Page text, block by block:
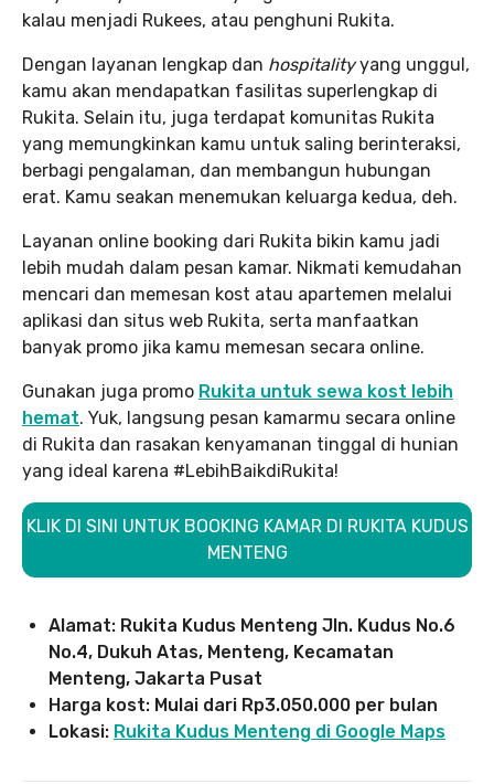
kalau menjadi Rukees, atau penghuni Rukita.
Dengan layanan lengkap dan hospitalityyang unggul,
kamu akan mendapatkan fasilitas superlengkap di
Rukita. Selain itu, juga terdapat komunitas Rukita
yang memungkinkan kamu untuk saling berinteraksi,
berbagi pengalaman, dan membangun hubungan
erat. Kamu seakan menemukan keluarga kedua, deh.
Layanan online booking dari Rukita bikin kamu jadi
lebih mudah dalam pesan kamar. Nikmati kemudahan
mencari dan memesan kost atau apartemen melalui
aplikasi dan situs web Rukita, serta manfaatkan
banyak promo jika kamu memesan secara online.
Gunakan juga promo Rukita untuk sewa kost lebih
hemat. Yuk, langsung pesan kamarmu secara online
di Rukita dan rasakan kenyamanan tinggal di hunian
yang ideal karena #LebihBaikdiRukita!
KLIK DI SINI UNTUK BOOKING KAMAR DI RUKITA KUDUS
MENTENG
Alamat: Rukita Kudus Menteng Jln. Kudus No.6
No.4, Dukuh Atas, Menteng, Kecamatan
Menteng, Jakarta Pusat
Harga kost: Mulai dari Rp3.050.000 per bulan
Lokasi: Rukita Kudus Menteng di Google Maps